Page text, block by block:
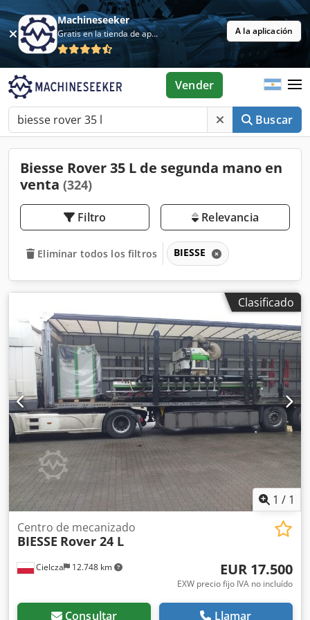
Machineseeker
Gratis en la tienda de aplicaciones A la aplicación
Buscar
Vender
Biesse Rover 35 L de segunda mano en
venta (324)
Filtro Relevancia
Eliminar todos los filtros BIESSE
Clasificado
1 / 1
Cielcza 12.748 km
Centro de mecanizado
BIESSE Rover 24 L
EUR 17.500
EXW precio fijo IVA no incluído
Consultar Llamar